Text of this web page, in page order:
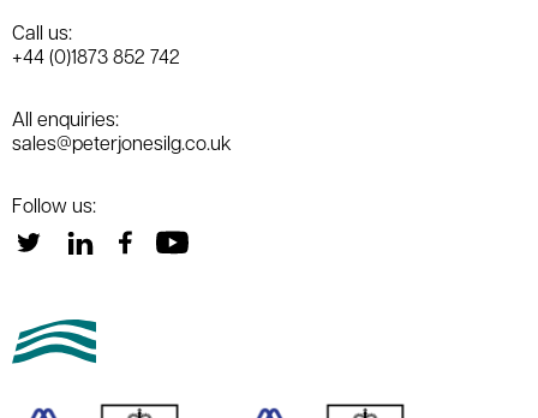
Call us:
+44 (0)1873 852 742
All enquiries:
sales@peterjonesilg.co.uk
Follow us: